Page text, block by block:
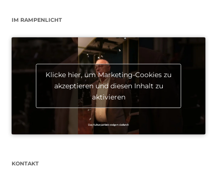
IM RAMPENLICHT
Klicke hier, um Marketing-Cookies zu
akzeptieren und diesen Inhalt zu
aktivieren
KONTAKT